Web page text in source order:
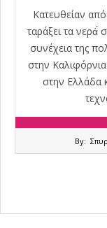
Κατευθείαν
ταράξει τα νερά́
συνέχεια της
στην Καλιφόρνια
στην Ελλάδα
By: